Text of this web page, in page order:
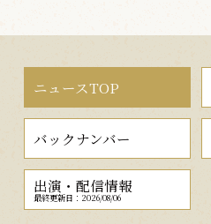
ニュースTOP
バックナンバー
出演・配信情報
最終更新日：2026/08/06